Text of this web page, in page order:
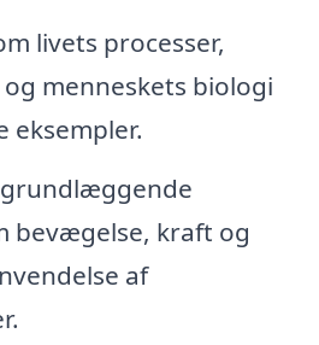
livets processer,
menneskets biologi
eksempler.
grundlæggende
bevægelse, kraft og
af